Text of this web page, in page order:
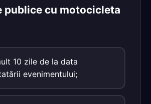
publice cu motocicleta
10 zile de la data
evenimentului;